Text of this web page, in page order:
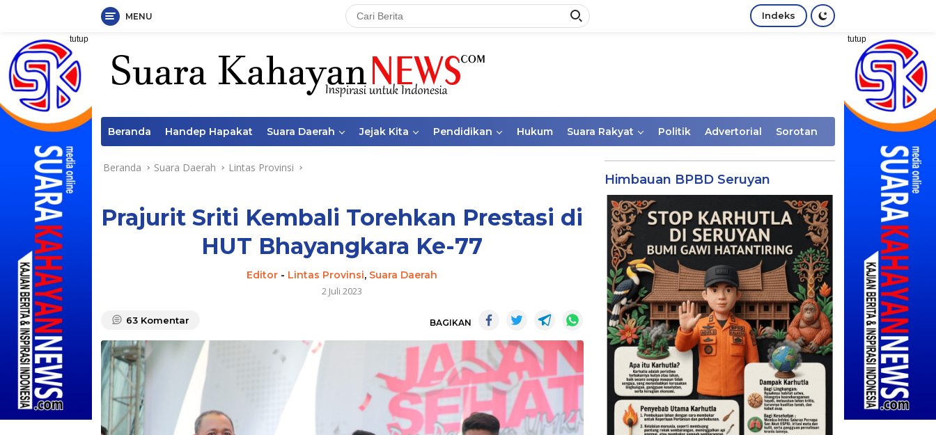
Langsung
konten
MENU Indeks
tutup tutup
Beranda Handep Hapakat Suara Daerah Jejak Kita Pendidikan Hukum Suara Rakyat Politik Advertorial Sorotan
Beranda Suara Daerah Lintas Provinsi
Prajurit Sriti Kembali Torehkan Prestasi di
HUT Bhayangkara Ke-77
Editor - Lintas Provinsi, Suara Daerah
2 Juli 2023
63 Komentar BAGIKAN
Himbauan BPBD Seruyan